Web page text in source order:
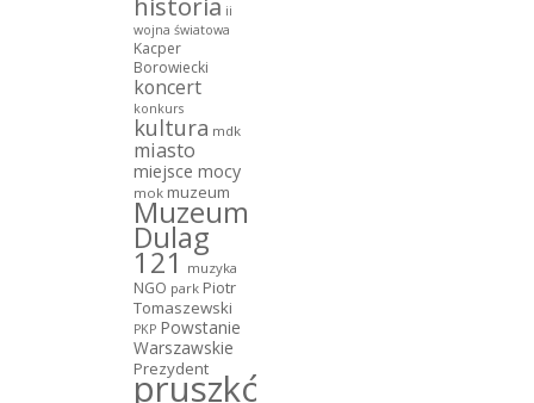
ii
wojna światowa
Kacper
Borowiecki
koncert
konkurs
kultura mdk
miasto
miejsce mocy
mok muzeum
Muzeum
Dulag
121 muzyka
NGO park Piotr
Tomaszewski
PKP Powstanie
Warszawskie
Prezydent
pruszków